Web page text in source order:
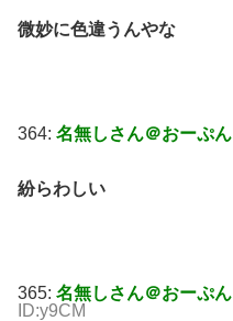
微妙に色違うんやな
364: 名無しさん＠おーぷん
紛らわしい
365: 名無しさん＠おーぷん
ID:y9CM